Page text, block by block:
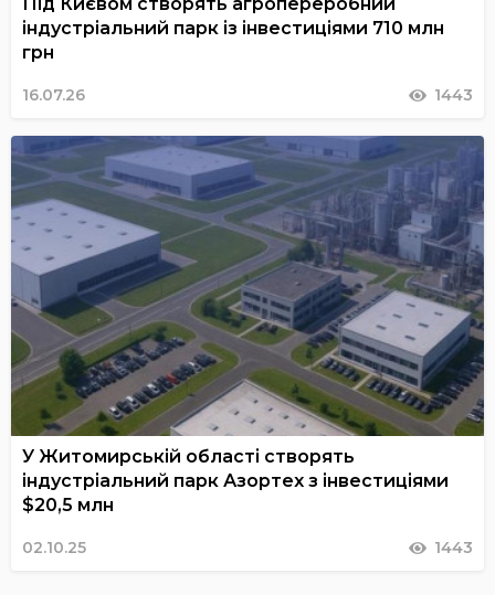
індустріальний парк із інвестиціями 710 млн
грн
16.07.26 1443
У Житомирській області створять
індустріальний парк Азортех з інвестиціями
$20,5 млн
02.10.25 1443